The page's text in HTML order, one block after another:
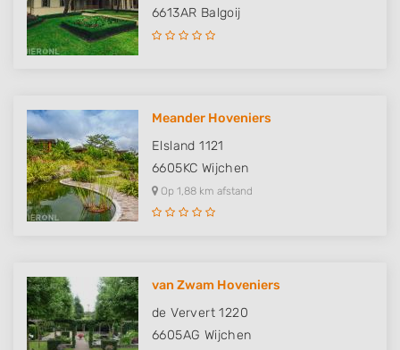
6613AR Balgoij
Meander Hoveniers
Elsland 1121
6605KC Wijchen
Op 1,88 km afstand
van Zwam Hoveniers
de Ververt 1220
6605AG Wijchen